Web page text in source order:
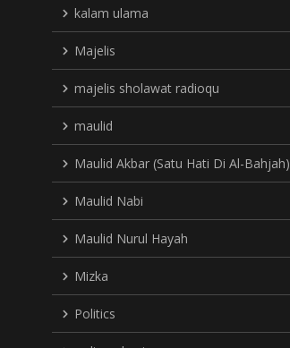
kalam ulama
Majelis
majelis sholawat radioqu
maulid
Maulid Akbar (Satu Hati Di Al-Bahjah)
Maulid Nabi
Maulid Nurul Hayah
Mizka
Politics